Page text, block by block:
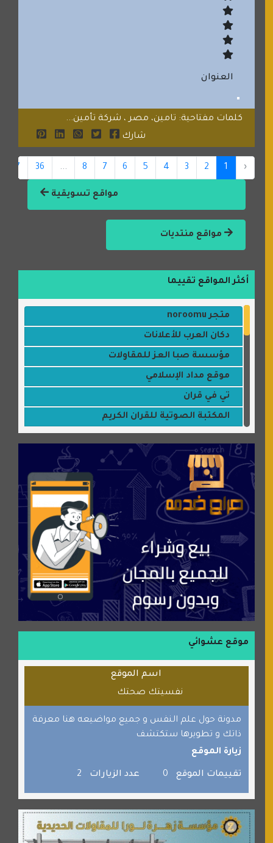
العنوان
كلمات مفتاحية: تامين، مصر ، شركة تأمين...
شارك
‹
1
2
3
4
5
6
7
8
...
36
37
مواقع تسويقية
مواقع منتديات
أكثر المواقع تقييما
متجر noroomu
دكان العرب للأعلانات
مؤسسة صبا العز للمقاولات
موقع مداد الإسلامي
تي في قران
المكتبة الصوتية للقران الكريم
جميلتي حواء
موقع سيارات عربية
عالم كوكي
سورة قران
شركة إعمار الرياض للخدمات المنزلية
شبكة رأيي
موسوعة نور الرحمن
منتدى جيوش الهكرز
بلو باص
موقع حراج خدمة
الطبي
قراننا
برامج كمبيوتر
جائزة دبي الدولية للقران الكريم
صفنة دوت كوم
الألسن لخدمات الترجمة المعتمدة
موقع عشوائي
اسم الموقع
نفسيتك صحتك
مدونة حول علم النفس و جميع مواضيعه هنا معرفة
ذاتك و تطويرها ستكتشف
زيارة الموقع
تقييمات الموقع 0 عدد الزيارات 2